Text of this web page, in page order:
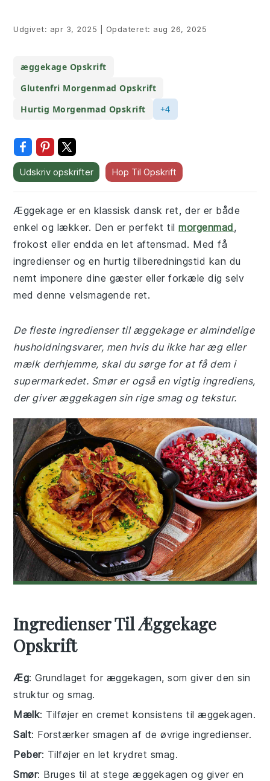
Udgivet: apr 3, 2025 Opdateret: aug 26, 2025
æggekage Opskrift
Glutenfri Morgenmad Opskrift
Hurtig Morgenmad Opskrift
+4
Udskriv opskrifter Hop Til Opskrift
Æggekage er en klassisk dansk ret, der er både
enkel og lækker. Den er perfekt tilmorgenmad,
frokost eller endda en let aftensmad. Med få
ingredienser og en hurtig tilberedningstid kan du
nemt imponere dine gæster eller forkæle dig selv
med denne velsmagende ret.
De fleste ingredienser til æggekage er almindelige
husholdningsvarer, men hvis du ikke har æg eller
mælk derhjemme, skal du sørge for at få dem i
supermarkedet. Smør er også en vigtig ingrediens,
der giver æggekagen sin rige smag og tekstur.
Ingredienser Til Æggekage
Opskrift
Æg: Grundlaget for æggekagen, som giver den sin
struktur og smag.
Mælk: Tilføjer en cremet konsistens til æggekagen.
Salt: Forstærker smagen af de øvrige ingredienser.
Peber: Tilføjer en let krydret smag.
Smør: Bruges til at stege æggekagen og giver en